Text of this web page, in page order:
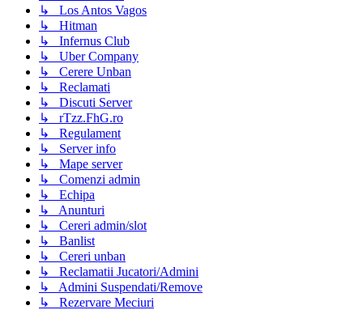
↳ Los Antos Vagos
↳ Hitman
↳ Infernus Club
↳ Uber Company
↳ Cerere Unban
↳ Reclamati
↳ Discuti Server
↳ rTzz.FhG.ro
↳ Regulament
↳ Server info
↳ Mape server
↳ Comenzi admin
↳ Echipa
↳ Anunturi
↳ Cereri admin/slot
↳ Banlist
↳ Cereri unban
↳ Reclamatii Jucatori/Admini
↳ Admini Suspendati/Remove
↳ Rezervare Meciuri